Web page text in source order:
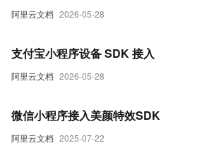
阿里云文档 2026-05-28
阿里云文档 2026-05-28
支付宝小程序设备 SDK 接入
阿里云文档 2025-07-22
微信小程序接入美颜特效SDK